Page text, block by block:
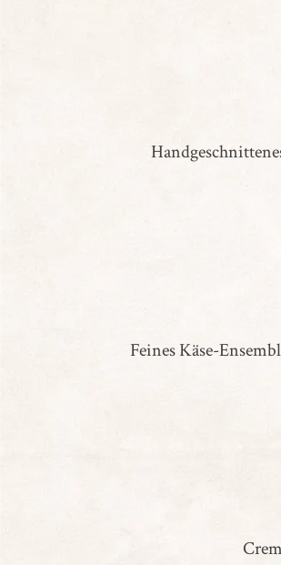
Feines Käse-